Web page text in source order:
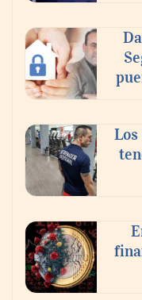
‘El ransomware
Ricardo Palacio